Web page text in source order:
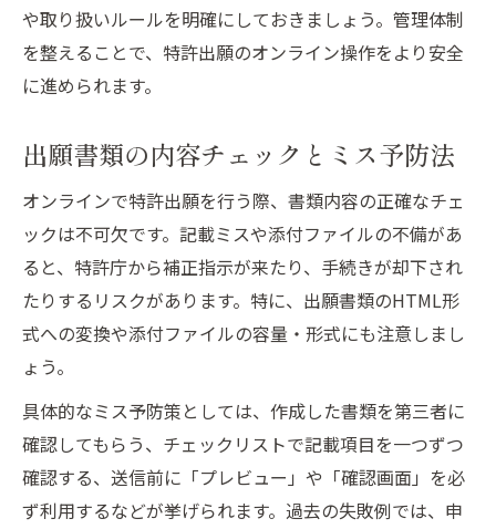
や取り扱いルールを明確にしておきましょう。管理体制
を整えることで、特許出願のオンライン操作をより安全
に進められます。
出願書類の内容チェックとミス予防法
オンラインで特許出願を行う際、書類内容の正確なチェ
ックは不可欠です。記載ミスや添付ファイルの不備があ
ると、特許庁から補正指示が来たり、手続きが却下され
たりするリスクがあります。特に、出願書類のHTML形
式への変換や添付ファイルの容量・形式にも注意しまし
ょう。
具体的なミス予防策としては、作成した書類を第三者に
確認してもらう、チェックリストで記載項目を一つずつ
確認する、送信前に「プレビュー」や「確認画面」を必
ず利用するなどが挙げられます。過去の失敗例では、申